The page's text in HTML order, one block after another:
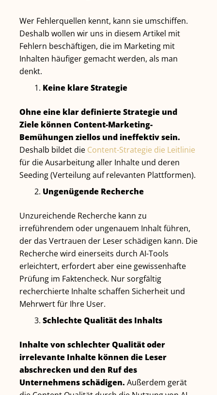
Wer Fehlerquellen kennt, kann sie umschiffen.
Deshalb wollen wir uns in diesem Artikel mit
Fehlern beschäftigen, die im Marketing mit
Inhalten häufiger gemacht werden, als man
denkt.
Keine klare Strategie
Ohne eine klar definierte Strategie und
Ziele können Content-Marketing-
Bemühungen ziellos und ineffektiv sein.
Deshalb bildet die Content-Strategie die Leitlinie
für die Ausarbeitung aller Inhalte und deren
Seeding (Verteilung auf relevanten Plattformen).
Ungenügende Recherche
Unzureichende Recherche kann zu
irreführendem oder ungenauem Inhalt führen,
der das Vertrauen der Leser schädigen kann. Die
Recherche wird einerseits durch AI-Tools
erleichtert, erfordert aber eine gewissenhafte
Prüfung im Faktencheck. Nur sorgfältig
recherchierte Inhalte schaffen Sicherheit und
Mehrwert für Ihre User.
Schlechte Qualität des Inhalts
Inhalte von schlechter Qualität oder
irrelevante Inhalte können die Leser
abschrecken und den Ruf des
Unternehmens schädigen. Außerdem gerät